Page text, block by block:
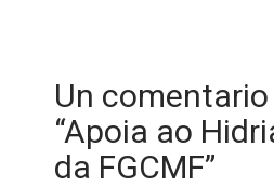
Un
“Apoia ao
da FGCMF”